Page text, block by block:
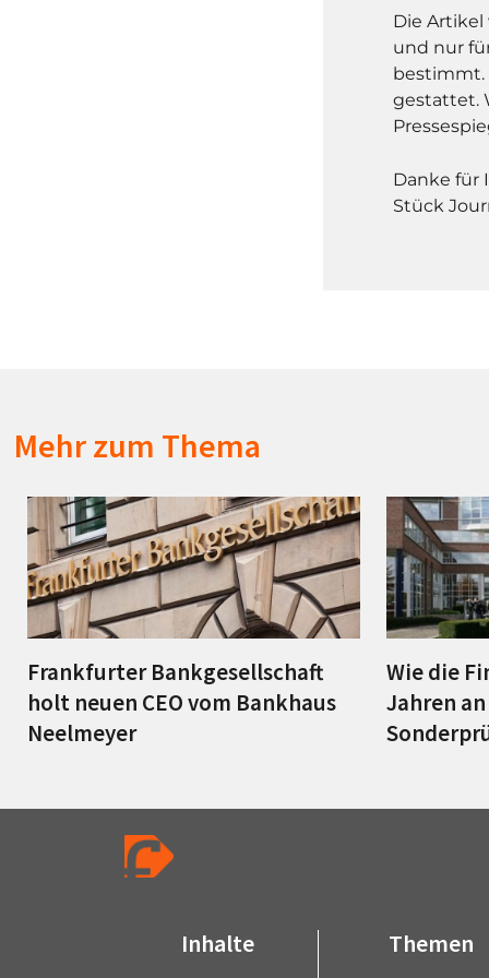
Die
und nur
bestimmt.
gestattet.
Danke für
Stück
Mehr zum Thema
Frankfurter Bankgesellschaft
holt neuen CEO vom Bankhaus
Neelmeyer
Wie die
Jahren
Inhalte Themen